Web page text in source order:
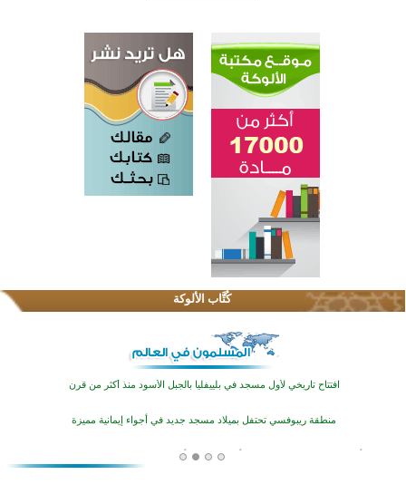
كُتَّاب الألوكة
اختتام الدورة التاسعة لمسابقة حفظ وتلاوة القرآن الكريم في أزناكاييف
تيسليتش تختتم برنامجا تعليميا لتعزيز القيم وبناء الشخصية للشباب المسلمين
اختتام منافسات قرآنية متميزة في بنغلاديش بمشاركة 3000 متسابق
افتتاح تاريخي لأول مسجد في بلييفليا بالجبل الأسود منذ أكثر من قرن
منطقة ريبوفسي تحتفل بميلاد مسجد جديد في أجواء إيمانية مميزة
أكبر مشروع إسلامي في ريف أستراليا يفتتح أبوابه بعد سنوات من العمل والعطاء